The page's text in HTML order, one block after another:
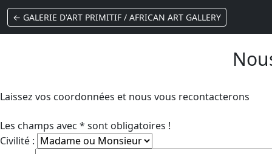
← GALERIE D'ART PRIMITIF / AFRICAN ART GALLERY
Laissez vos coordonnées et nous vous recontacterons
Les champs avec * sont obligatoires !
Civilité :